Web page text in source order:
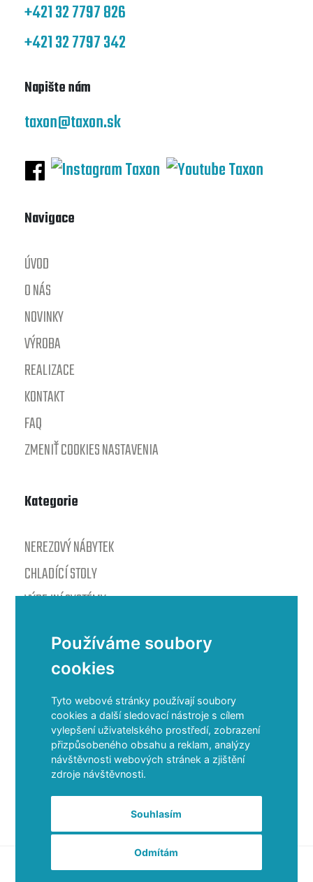
Používáme soubory
cookies
Tyto webové stránky používají soubory
cookies a další sledovací nástroje s cílem
vylepšení uživatelského prostředí, zobrazení
přizpůsobeného obsahu a reklam, analýzy
návštěvnosti webových stránek a zjištění
zdroje návštěvnosti.
Souhlasím
Odmítám
+421 32 7797 826
+421 32 7797 342
Napište nám
taxon@taxon.sk
Navigace
ÚVOD
O NÁS
NOVINKY
VÝROBA
REALIZACE
KONTAKT
FAQ
ZMENIŤ COOKIES NASTAVENIA
Kategorie
NEREZOVÝ NÁBYTEK
CHLADÍCÍ STOLY
VÝDEJNÍ SYSTÉMY
ODSAVAČE PAR
TAXON, S.R.O.
HORNÁ STREDA 613
SLOVENSKÁ REPUBLIKA
TAXON, s.r.o. Všechna práva vyhrazena 2026 /Obchodné